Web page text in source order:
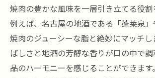
焼肉の豊かな風味を一層引き立てる役割
例えば、名古屋の地酒である「蓬莱泉」
焼肉のジューシーな脂と絶妙にマッチ
ばしさと地酒の芳醇な香りが口の中で
品のハーモニーを感じることができます